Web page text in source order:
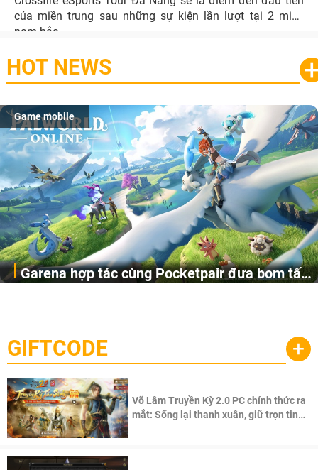
của miền trung sau những sự kiện lần lượt tại 2 miền
nam bắc.
HOT NEWS
Game mobile
Garena hợp tác cùng Pocketpair đưa bom tấn
cầu, theo giấy phép chính thức từ công ty game Nhật Bản
Pocketpair, Inc.
GIFTCODE +
Võ Lâm Truyền Kỳ 2.0 PC chính thức ra
mắt: Sống lại thanh xuân, giữ trọn tinh